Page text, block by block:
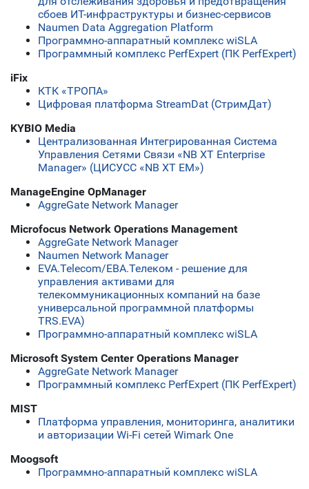
сбоев ИТ-инфраструктуры и бизнес-сервисов
Naumen Data Aggregation Platform
Программно-аппаратный комплекс wiSLA
Программный комплекс PerfExpert (ПК PerfExpert)
iFix
КТК «ТРОПА»
Цифровая платформа StreamDat (СтримДат)
KYBIO Media
Централизованная Интегрированная Система
Управления Сетями Связи «NB XT Enterprise
Manager» (ЦИСУСС «NB XT EM»)
ManageEngine OpManager
AggreGate Network Manager
Microfocus Network Operations Management
AggreGate Network Manager
Naumen Network Manager
ЕVA.Telecom/ЕВА.Телеком - решение для
управления активами для
телекоммуникационных компаний на базе
универсальной программной платформы
TRS.EVA)
Программно-аппаратный комплекс wiSLA
Microsoft System Center Operations Manager
AggreGate Network Manager
Программный комплекс PerfExpert (ПК PerfExpert)
MIST
Платформа управления, мониторинга, аналитики
и авторизации Wi-Fi сетей Wimark One
Moogsoft
Программно-аппаратный комплекс wiSLA